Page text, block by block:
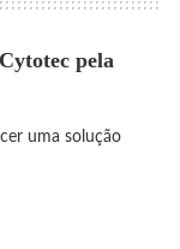
pela
uma solução